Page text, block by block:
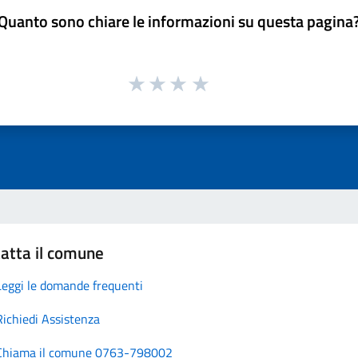
sono chiare le informazioni su questa
il comune
le domande frequenti
Assistenza
il comune 0763-798002